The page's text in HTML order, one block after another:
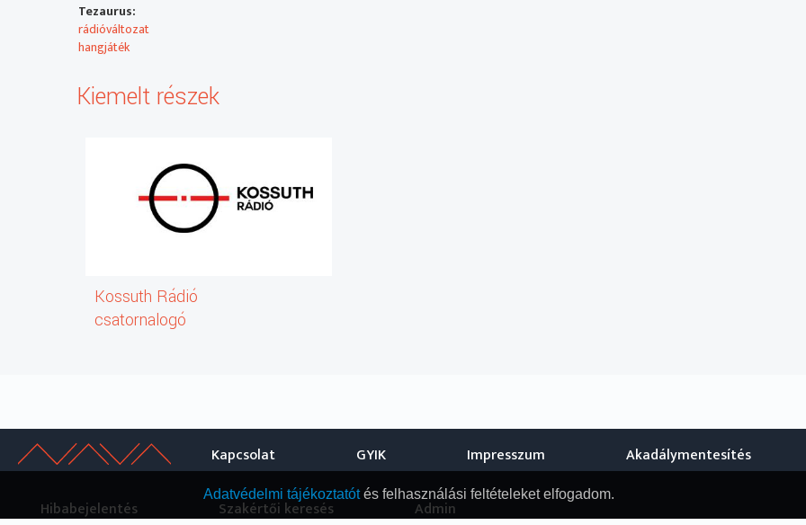
Tezaurus:
rádióváltozat
hangjáték
Kiemelt részek
Kossuth Rádió
csatornalogó
Kapcsolat GYIK Impresszum Akadálymentesítés
Hibabejelentés Szakértői keresés Admin
Adatvédelmi tájékoztatótés felhasználási feltételeket elfogadom.